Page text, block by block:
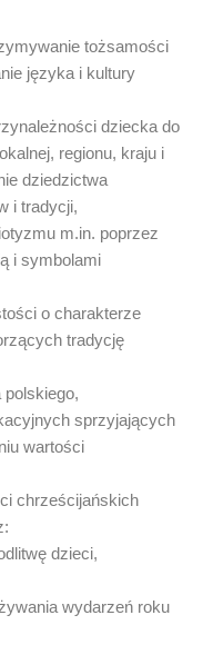
tożsamości
języka i kultury
dziecka do
regionu, kraju i
dziedzictwa
i tradycji,
m.in. poprzez
i symbolami
o charakterze
tradycję
polskiego,
sprzyjających
wartości
chrześcijańskich
dzieci,
wydarzeń roku